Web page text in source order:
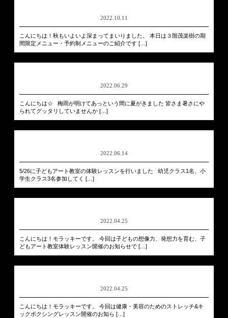
2022.10.11
こんにちは！秋もいよいよ深まってまいりました。 本日は３階茂楽樹の期
間限定メニュー・予約制メニューのご紹介です […]
2022.06.29
こんにちは☆ 梅雨が明けてあっという間に夏がきました 皆さま暑さにや
られてグッタリしていませんか […]
2022.06.14
5/26に子どもアート教室の体験レッスンを行いました 幼児クラス1名、小
学生クラス3名参加してく […]
2022.04.25
こんにちは！モラッキーです。 今回は子どもの想像力、発想力を育む、子
どもアート教室体験レッスン開催のお知らせで […]
2022.04.25
こんにちは！モラッキーです。 今回は健康・美容のためのストレッチ&キ
ックボクシングレッスン開催のお知ら […]